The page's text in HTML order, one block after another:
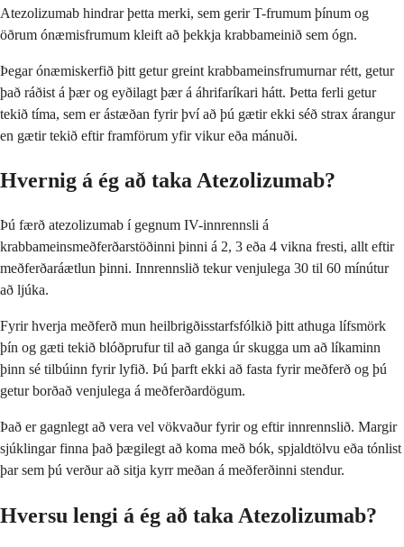
Atezolizumab hindrar þetta merki, sem gerir T-frumum þínum og
öðrum ónæmisfrumum kleift að þekkja krabbameinið sem ógn.
Þegar ónæmiskerfið þitt getur greint krabbameinsfrumurnar rétt, getur
það ráðist á þær og eyðilagt þær á áhrifaríkari hátt. Þetta ferli getur
tekið tíma, sem er ástæðan fyrir því að þú gætir ekki séð strax árangur
en gætir tekið eftir framförum yfir vikur eða mánuði.
Hvernig á ég að taka Atezolizumab?
Þú færð atezolizumab í gegnum IV-innrennsli á
krabbameinsmeðferðarstöðinni þinni á 2, 3 eða 4 vikna fresti, allt eftir
meðferðaráætlun þinni. Innrennslið tekur venjulega 30 til 60 mínútur
að ljúka.
Fyrir hverja meðferð mun heilbrigðisstarfsfólkið þitt athuga lífsmörk
þín og gæti tekið blóðprufur til að ganga úr skugga um að líkaminn
þinn sé tilbúinn fyrir lyfið. Þú þarft ekki að fasta fyrir meðferð og þú
getur borðað venjulega á meðferðardögum.
Það er gagnlegt að vera vel vökvaður fyrir og eftir innrennslið. Margir
sjúklingar finna það þægilegt að koma með bók, spjaldtölvu eða tónlist
þar sem þú verður að sitja kyrr meðan á meðferðinni stendur.
Hversu lengi á ég að taka Atezolizumab?